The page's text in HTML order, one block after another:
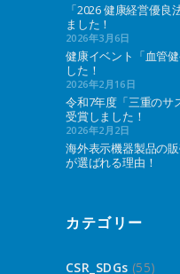
「2026 健康経営優
ました！
2026年3月6日
健康イベント「血管
した！
2026年2月16日
令和7年度「三重のサ
受賞しました！
2026年2月2日
海外表示機器製品の
が選ばれる理由！
カテゴリー
CSR_SDGs (55)